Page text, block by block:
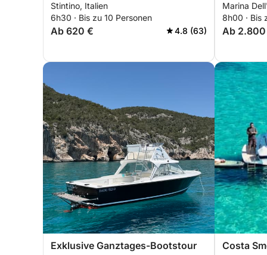
Erkundungstour an Bord eines 14
Meter langen Motorboots.
Stintino, Italien
6h30 · Bis zu 10 Personen
Ab 620 € 4.8 (63)
Quatu
Marina
8h00 · Bis
Ab
Exklusive Ganztages-Bootstour
Costa